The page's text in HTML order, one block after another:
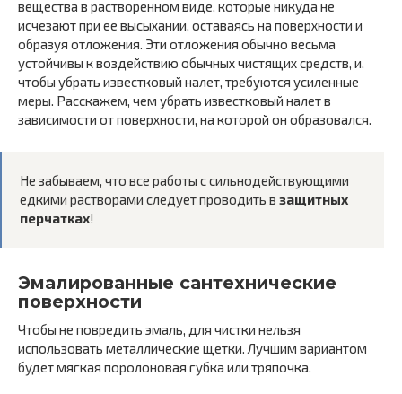
вещества в растворенном виде, которые никуда не
исчезают при ее высыхании, оставаясь на поверхности и
образуя отложения. Эти отложения обычно весьма
устойчивы к воздействию обычных чистящих средств, и,
чтобы убрать известковый налет, требуются усиленные
меры. Расскажем, чем убрать известковый налет в
зависимости от поверхности, на которой он образовался.
Не забываем, что все работы с сильнодействующими
едкими растворами следует проводить в защитных
перчатках!
Эмалированные сантехнические
поверхности
Чтобы не повредить эмаль, для чистки нельзя
использовать металлические щетки. Лучшим вариантом
будет мягкая поролоновая губка или тряпочка.